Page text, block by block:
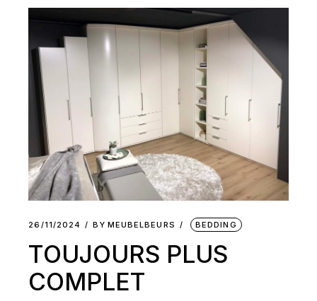
26/11/2024 BY MEUBELBEURS BEDDING
TOUJOURS PLUS
COMPLET